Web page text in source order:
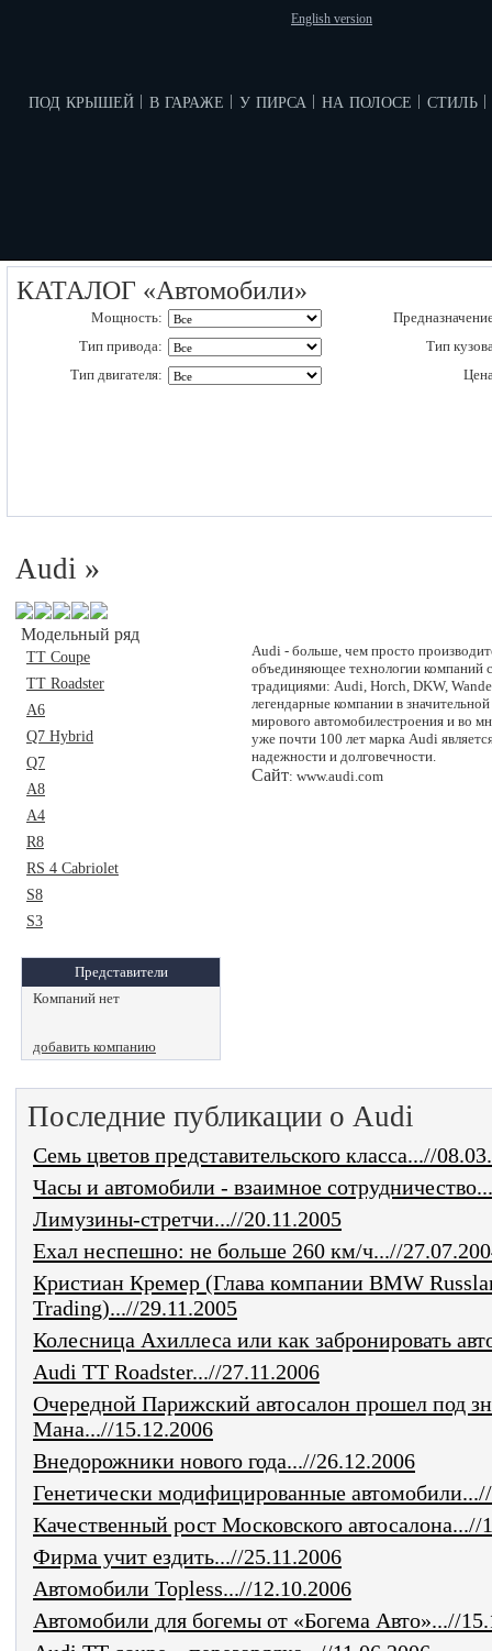
English version
под крышей в гараже у пирса на полосе стиль
КАТАЛОГ «Автомобили»
Мощность:
Тип привода:
Тип
Тип двигателя:
Audi »
Модельный ряд
TT Coupe
TT Roadster
A6
Q7 Hybrid
Q7
A8
A4
R8
RS 4 Cabriolet
S8
S3
Представители
Компаний нет
добавить компанию
Audi - больше, чем просто
объединяющее технологии компаний
традициями: Audi, Horch, DKW,
легендарные компании в
мирового автомобилестроения и во
уже почти 100 лет марка Audi
надежности и долговечности.
Сайт: www.audi.com
Последние публикации о Audi
Семь цветов представительского класса...//
Часы и автомобили - взаимное
Лимузины-стретчи...//20.11.2005
Ехал неспешно: не больше 260 км/ч...//
Кристиан Кремер (Глава компании BMW
Trading)...//29.11.2005
Колесница Ахиллеса или как забронировать
Audi TT Roadster...//27.11.2006
Очередной Парижский автосалон прошел под
Мана...//15.12.2006
Внедорожники нового года...//26.12.2006
Генетически модифицированные
Качественный рост Московского автосалона...//
Фирма учит ездить...//25.11.2006
Автомобили Topless...//12.10.2006
Автомобили для богемы от «Богема Авто»...//